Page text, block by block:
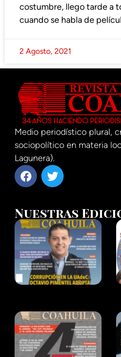
costumbre, llego tarde a
cuando se habla de
2 Agosto, 2021
Medio periodístico plural,
sociopolítico en materia
Lagunera).
Nuestras